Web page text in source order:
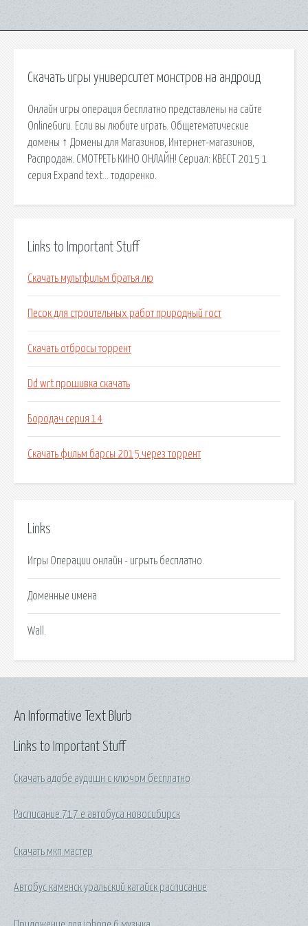
Скачать игры университет монстров на андроид
Онлайн игры операция бесплатно представлены на сайте
OnlineGuru. Если вы любите играть. Общетематические
домены ↑ Домены для Магазинов, Интернет-магазинов,
Распродаж. СМОТРЕТЬ КИНО ОНЛАЙН! Сериал: КВЕСТ 2015 1
серия Expand text… тодоренко.
Links to Important Stuff
Скачать мультфильм братья лю
Песок для строительных работ природный гост
Скачать отбросы торрент
Dd wrt прошивка скачать
Бородач серия 14
Скачать фильм барсы 2015 через торрент
Links
Игры Операции онлайн - игрыть бесплатно.
Доменные имена
Wall.
Links to Important Stuff
Скачать адобе аудишн с ключом бесплатно
Расписание 717 е автобуса новосибирск
Скачать мкп мастер
Автобус каменск уральский катайск расписание
An Informative Text Blurb